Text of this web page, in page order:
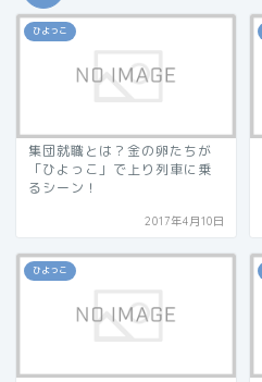
ひよっこ
集団就職とは？金の卵たちが
「ひよっこ」で上り列車に乗
るシーン！
2017年4月10日
ひよっこ